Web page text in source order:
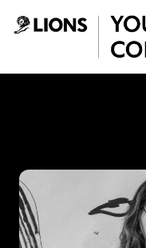
Saltar al contenido principal